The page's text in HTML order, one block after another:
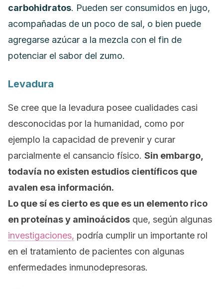
carbohidratos. Pueden ser consumidos en jugo,
acompañadas de un poco de sal, o bien puede
agregarse azúcar a la mezcla con el fin de
potenciar el sabor del zumo.
Levadura
Se cree que la levadura posee cualidades casi
desconocidas por la humanidad, como por
ejemplo la capacidad de prevenir y curar
parcialmente el cansancio físico. Sin embargo,
todavía no existen estudios científicos que
avalen esa información.
Lo que sí es cierto es que es un elemento rico
en proteínas y aminoácidos que, según algunas
investigaciones, podría cumplir un importante rol
en el tratamiento de pacientes con algunas
enfermedades inmunodepresoras.